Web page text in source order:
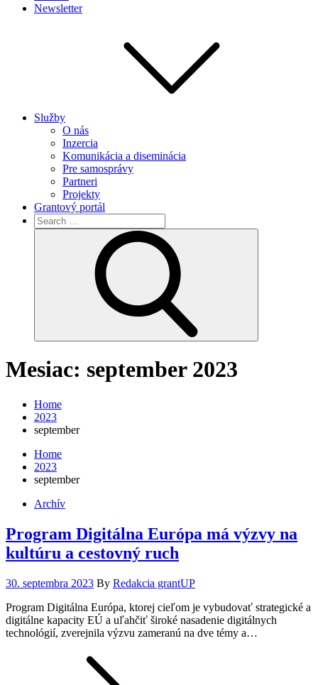
Newsletter
Služby
O nás
Inzercia
Komunikácia a diseminácia
Pre samosprávy
Partneri
Projekty
Grantový portál
Search
for:
Mesiac: september 2023
Home
2023
september
Home
2023
september
Archív
Program Digitálna Európa má výzvy na
kultúru a cestovný ruch
Posted
30. septembra 2023 By Redakcia grantUP
Program Digitálna Európa, ktorej cieľom je vybudovať strategické a
digitálne kapacity EÚ a uľahčiť široké nasadenie digitálnych
technológií, zverejnila výzvu zameranú na dve témy a…